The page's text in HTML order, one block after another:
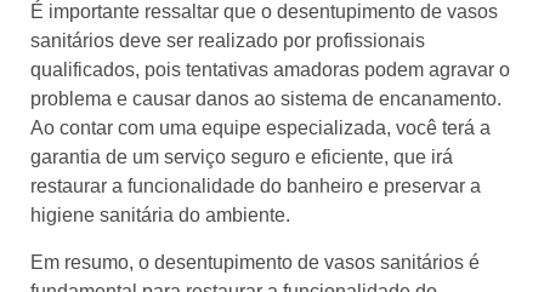
É importante ressaltar que o desentupimento de vasos
sanitários deve ser realizado por profissionais
qualificados, pois tentativas amadoras podem agravar o
problema e causar danos ao sistema de encanamento.
Ao contar com uma equipe especializada, você terá a
garantia de um serviço seguro e eficiente, que irá
restaurar a funcionalidade do banheiro e preservar a
higiene sanitária do ambiente.
Em resumo, o desentupimento de vasos sanitários é